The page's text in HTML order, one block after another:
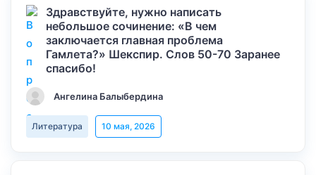
Здравствуйте, нужно написать
небольшое сочинение: «В чем
заключается главная проблема
Гамлета?» Шекспир. Слов 50-70 Заранее
спасибо!
Ангелина Балыбердина
Литература 10 мая, 2026